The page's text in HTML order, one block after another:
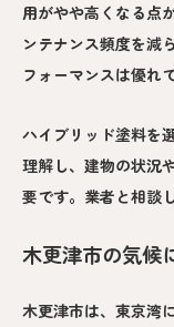
用がやや高くなる点
ンテナンス頻度を減
フォーマンスは優れ
ハイブリッド塗料を
理解し、建物の状況
要です。業者と相談
木更津市の気候
木更津市は、東京湾